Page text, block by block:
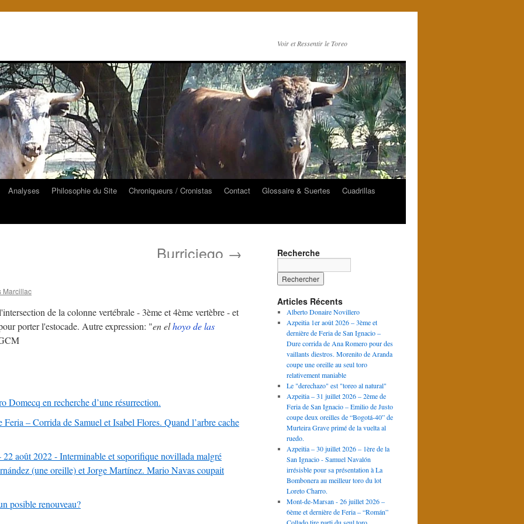
Voir et Ressentir le Toreo
Analyses Philosophie du Site Chroniqueurs / Cronistas Contact Glossaire & Suertes
Cuadrillas
Burriciego →
Marcillac
de la colonne vertébrale - 3ème et 4ème vertèbre - et
porter l'estocade. Autre expression: "en elhoyo de las
Domecq en recherche d’une résurrection.
– Corrida de Samuel et Isabel Flores. Quand l’arbre cache
août 2022 - Interminable et soporifique novillada malgré
(une oreille) et Jorge Martínez. Mario Navas coupait
posible renouveau?
Recherche
Articles Récents
Alberto Donaire Novillero
Azpeitia 1er août 2026 – 3ème et
dernière de Feria de San Ignacio –
Dure corrida de Ana Romero pour des
vaillants diestros. Morenito de Aranda
coupe une oreille au seul toro
relativement maniable
Le "derechazo" est "toreo al natural"
Azpeitia – 31 juillet 2026 – 2ème de
Feria de San Ignacio – Emilio de Justo
coupe deux oreilles de “Bogotá-40” de
Murteira Grave primé de la vuelta al
ruedo.
Azpeitia – 30 juillet 2026 – 1ère de la
San Ignacio - Samuel Navalón
irrésisble pour sa présentation à La
Bombonera au meilleur toro du lot
Loreto Charro.
Mont-de-Marsan - 26 juillet 2026 –
6ème et dernière de Feria – “Román”